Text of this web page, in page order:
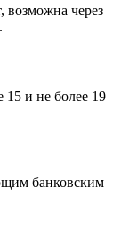
возможна через
и не более 19
банковским